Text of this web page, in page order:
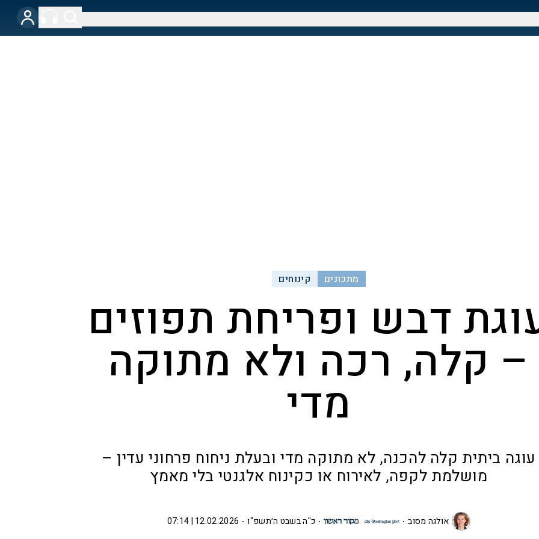
מתכונים קינוחים
דבש ופריחת תפוזים
– קלה, רכה ולא מתוקה
מדי
עוגה ביתית קלה להכנה, לא מתוקה מדי ובעלת ניחוח פרחוני עדין –
מושלמת לקפה, לאירוח או כקינוח אלגנטי בלי מאמץ
אולגה מסוב כ"ה בשבט ה׳תשפ"ו 12.02.2026 | 07:14